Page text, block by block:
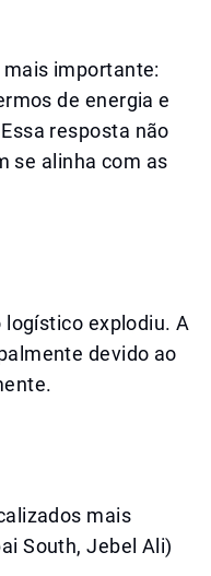
importante:
de energia e
resposta não
se alinha com as
explodiu. A
devido ao
mais
South, Jebel Ali)